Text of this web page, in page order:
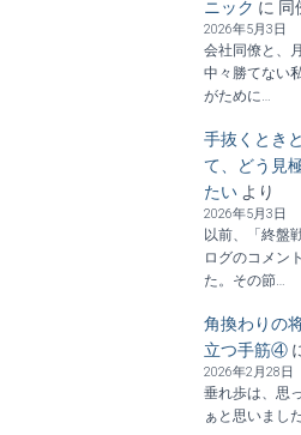
ニック に 同
2026年5月3日
会社同僚と、
中々勝てない
がために…
手抜くとき
て、どう見
たいより
2026年5月3日
以前、「終盤
ログのコメン
た。その節…
角換わりの
立つ手筋④
2026年2月28日
垂れ歩は、思
ぁと思いまし